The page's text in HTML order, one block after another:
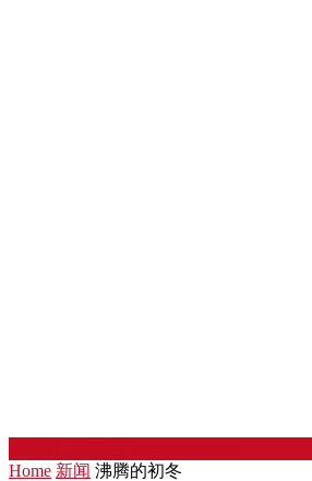
Home 新闻 沸腾的初冬